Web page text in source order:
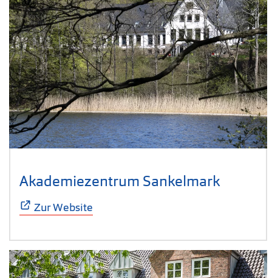
Akademiezentrum Sankelmark(Öffnet
Zur Website